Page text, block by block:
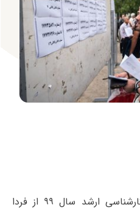
کارت ورود به جلسه آزمون کارشناسی ارشد سال ۹۹ از فردا